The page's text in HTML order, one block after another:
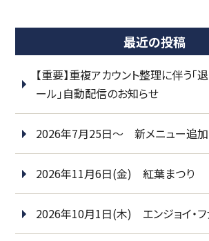
最近の投稿
【重要】重複アカウント整理に伴う「
ール」自動配信のお知らせ
2026年7月25日～ 新メニュー追加
2026年11月6日(金) 紅葉まつり
2026年10月1日(木) エンジョイ・フ